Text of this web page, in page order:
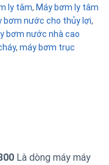
ly tâm, Máy bơm ly tâm
bơm nước cho thủy lợi,
bơm nước nhà cao
, máy bơm trục
Là dòng máy máy